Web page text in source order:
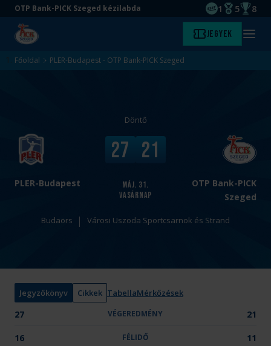
Ugrás
tartalomra
Ugrás
aljára
OTP Bank-PICK Szeged kézilabda
EHF
1
Magyar
5 8
Kezdőlap Jegyek Menü
Főoldal PLER-Budapest - OTP Bank-PICK Szeged
Döntő
PLER-Budapest
v
s
OTP Bank-PICK
Szeged
máj. 31.
vasárnap
V
é
e
r
e
é
y
:
27 21
Budaörs Városi Uszoda Sportcsarnok és Strand
Jegyzőkönyv Cikkek TabellaMérkőzések
27 VÉGEREDMÉNY 21
16 FÉLIDŐ 11